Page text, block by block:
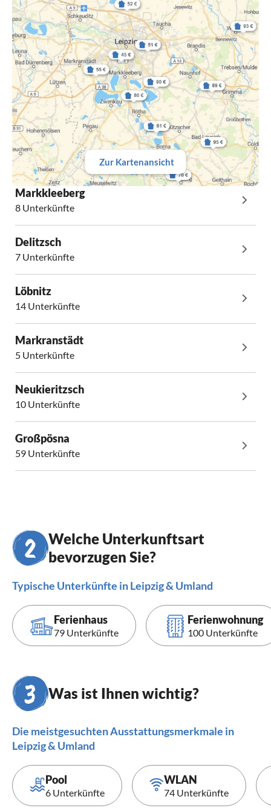
Zur Kartenansicht
Markkleeberg
8 Unterkünfte
Delitzsch
7 Unterkünfte
Löbnitz
14 Unterkünfte
Markranstädt
5 Unterkünfte
Neukieritzsch
10 Unterkünfte
Großpösna
59 Unterkünfte
Welche Unterkunftsart
bevorzugen Sie?
Typische Unterkünfte in Leipzig & Umland
Ferienhaus
79 Unterkünfte
Ferienwohnung
100 Unterkünfte
Was ist Ihnen wichtig?
Die meistgesuchten Ausstattungsmerkmale in
Leipzig & Umland
Pool
6 Unterkünfte
WLAN
74 Unterkünfte